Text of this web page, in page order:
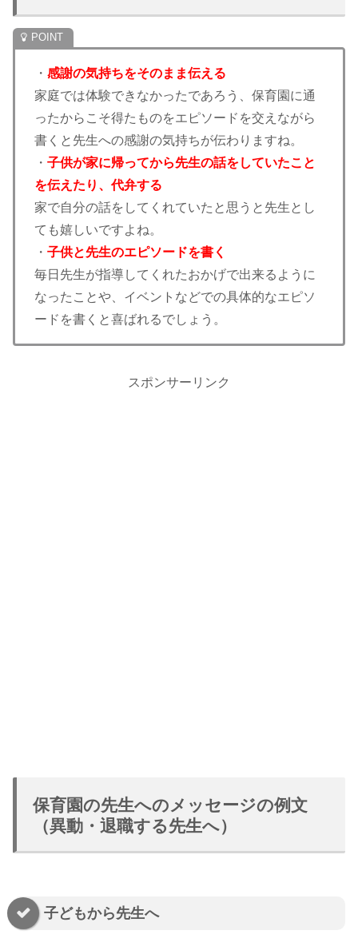
・ 感謝の気持ちをそのまま伝える
家庭では体験できなかったであろう、保育園に通
ったからこそ得たものをエピソードを交えながら
書くと先生への感謝の気持ちが伝わりますね。
・ 子供が家に帰ってから先生の話をしていたこと
を伝えたり、代弁する
家で自分の話をしてくれていたと思うと先生とし
ても嬉しいですよね。
・ 子供と先生のエピソードを書く
毎日先生が指導してくれたおかげで出来るように
なったことや、イベントなどでの具体的なエピソ
ードを書くと喜ばれるでしょう。
スポンサーリンク
保育園の先生へのメッセージの例文
（異動・退職する先生へ）
子どもから先生へ